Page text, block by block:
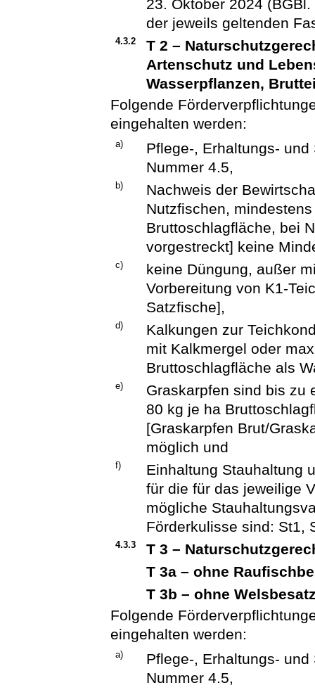
23. Oktober 2024
der jeweils geltenden
4.3.2
T 2 –
Artenschutz und
Wasserpflanzen,
Folgende
eingehalten werden:
a)
Pflege-, Erhaltungs-
Nummer 4.5,
b)
Nachweis der
Nutzfischen,
Bruttoschlagfläche, bei
vorgestreckt] keine
c)
keine Düngung, außer
Vorbereitung von K1-
Satzfische],
d)
Kalkungen zur
mit Kalkmergel oder
Bruttoschlagfläche als
e)
Graskarpfen sind bis zu
80 kg je ha
[Graskarpfen Brut/
möglich und
f)
Einhaltung Stauhaltung
für die für das jeweilige
mögliche
Förderkulisse sind: St1,
4.3.3
T 3 –
T 3a – ohne
T 3b – ohne
Folgende
eingehalten werden:
a)
Pflege-, Erhaltungs-
Nummer 4.5,